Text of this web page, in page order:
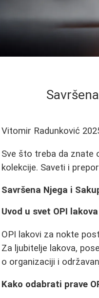
Vitomir Radunković
Sve što treba da znate
kolekcije. Saveti i
Savršena Njega i
Uvod u svet OPI lakova
OPI lakovi za nokte
Za ljubitelje lakova,
o organizaciji i
Kako odabrati prave